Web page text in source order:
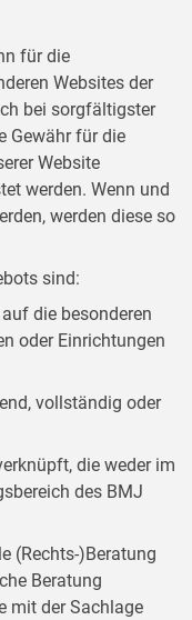
für die
Websites der
bei sorgfältigster
Gewähr für die
Website
werden. Wenn und
werden diese so
sind:
die besonderen
oder Einrichtungen
vollständig oder
die weder im
des BMJ
(Rechts-)Beratung
Beratung
mit der Sachlage